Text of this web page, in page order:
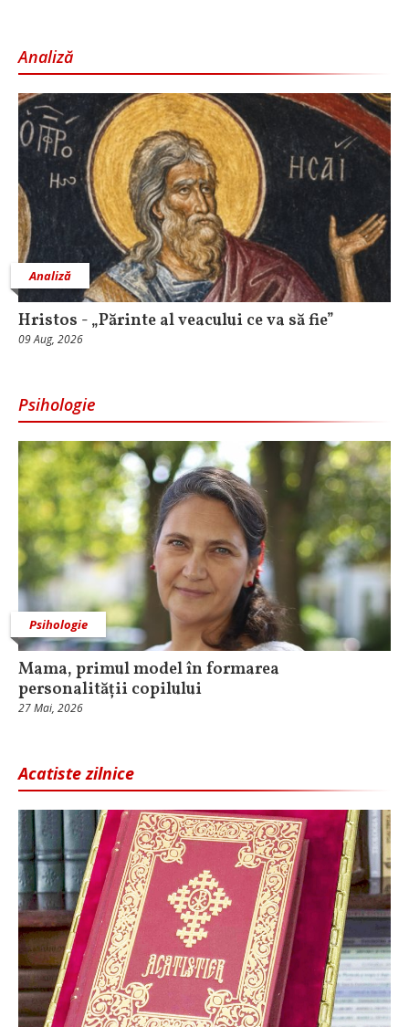
Analiză
Analiză
Hristos - „Părinte al veacului ce va să fie”
09 Aug, 2026
Psihologie
Psihologie
Mama, primul model în formarea
personalității copilului
27 Mai, 2026
Acatiste zilnice